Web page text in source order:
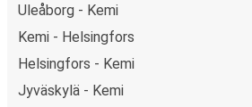
Uleåborg - Kemi
Kemi - Helsingfors
Helsingfors - Kemi
Jyväskylä - Kemi